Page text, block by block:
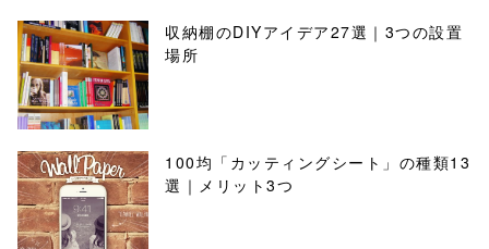
収納棚のDIYアイデア27選｜3つの設置
場所
100均「カッティングシート」の種類13
選｜メリット3つ